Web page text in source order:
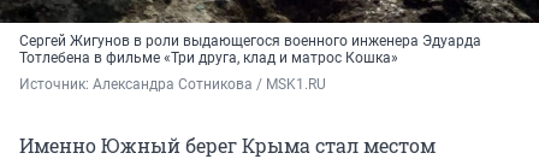
Сергей Жигунов в роли выдающегося военного инженера Эдуарда
Тотлебена в фильме «Три друга, клад и матрос Кошка»
Источник: Александра Сотникова / MSK1.RU
Именно Южный берег Крыма стал местом